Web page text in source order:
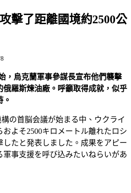
擊了距離國境約2500公
，烏克蘭軍事參謀長宣布他們襲擊
俄羅斯煉油廠。呼籲取得成就，似乎
の首脳会議が始まる中、ウクライ
よそ2500キロメートル離れたロシ
したと発表しました。成果をアピー
軍事支援を呼び込みたいねらいがあ